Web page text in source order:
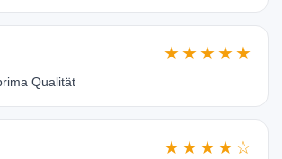
★★★★★
Qualität
★★★★☆